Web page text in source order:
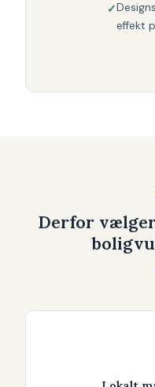
effekt
Derfor